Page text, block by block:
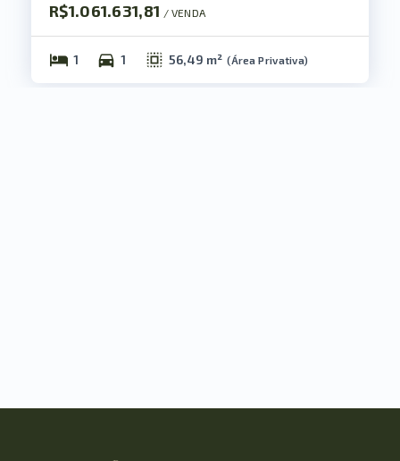
R$1.061.631,81 / VENDA
1 1 56,49 m² (Área Privativa)